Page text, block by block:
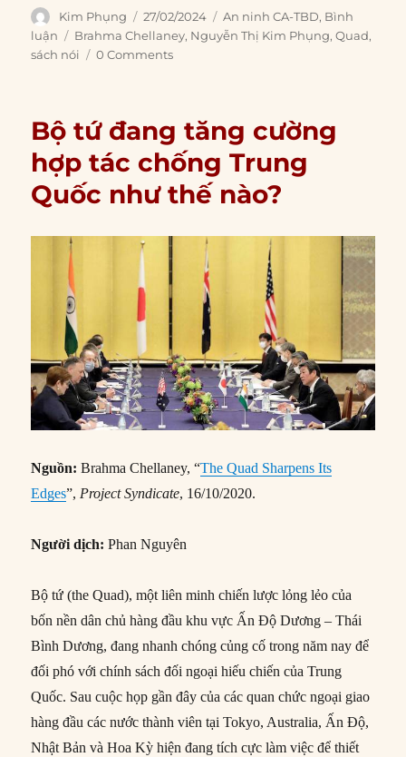
Author
Kim Phụng
Posted
on
27/02/2024 Categories
An ninh CA-TBD, Bình
luận
Tags
Brahma Chellaney, Nguyễn Thị Kim Phụng,Quad,
sách nói
0 Comments
Bộ tứ đang tăng cường
hợp tác chống Trung
Quốc như thế nào?
Nguồn: Brahma Chellaney, “The Quad Sharpens Its
Edges”, Project Syndicate, 16/10/2020.
Người dịch:Phan Nguyên
Bộ tứ (the Quad), một liên minh chiến lược lỏng lẻo của
bốn nền dân chủ hàng đầu khu vực Ấn Độ Dương – Thái
Bình Dương, đang nhanh chóng củng cố trong năm nay để
đối phó với chính sách đối ngoại hiếu chiến của Trung
Quốc. Sau cuộc họp gần đây của các quan chức ngoại giao
hàng đầu các nước thành viên tại Tokyo, Australia, Ấn Độ,
Nhật Bản và Hoa Kỳ hiện đang tích cực làm việc để thiết